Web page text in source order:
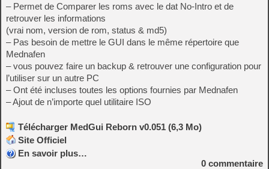
– Permet de Comparer les roms avec le dat No-Intro et de
retrouver les informations
(vrai nom, version de rom, status & md5)
– Pas besoin de mettre le GUI dans le même répertoire que
Mednafen
– vous pouvez faire un backup & retrouver une configuration pour
l’utiliser sur un autre PC
– Ont été incluses toutes les options fournies par Mednafen
– Ajout de n’importe quel utilitaire ISO
Télécharger MedGui Reborn v0.051 (6,3 Mo)
Site Officiel
En savoir plus…
0 commentaire